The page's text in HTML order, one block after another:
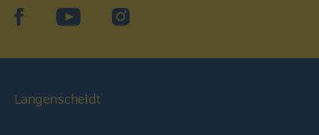
facebookYouTube Instagram
Langenscheidt